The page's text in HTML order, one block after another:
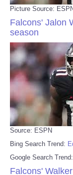
Picture Source:
Falcons' Jalon
season
Source: ESPN
Bing Search Trend:
Google Search Trend:
Falcons'